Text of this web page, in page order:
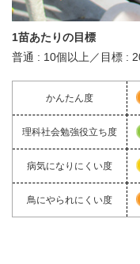
1苗あたりの目標
普通 : 10個以上／目標 :
かんたん度
理科社会勉強役立ち度
病気になりにくい度
鳥にやられにくい度